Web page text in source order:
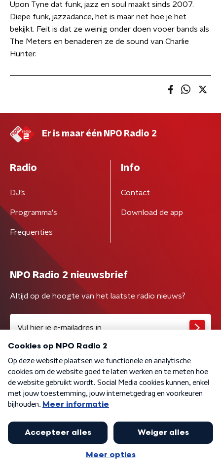
Upon Tyne dat funk, jazz en soul maakt sinds 2007.
Diepe funk, jazzadance, het is maar net hoe je het
bekijkt. Feit is dat ze weinig onder doen vooer bands als
The Meters en benaderen ze de sound van Charlie
Hunter.
Er is maar één NPO Radio 2
Radio
DJ’s
Programma's
Frequenties
Info
Contact
Download de app
NPO Radio 2 nieuwsbrief
Altijd op de hoogte van het laatste radio nieuws?
Algemene voorwaarden